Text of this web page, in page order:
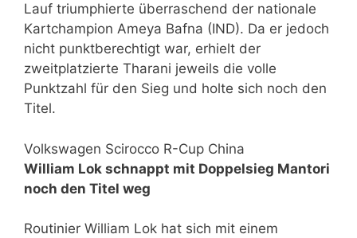
Lauf triumphierte überraschend der nationale
Kartchampion Ameya Bafna (IND). Da er jedoch
nicht punktberechtigt war, erhielt der
zweitplatzierte Tharani jeweils die volle
Punktzahl für den Sieg und holte sich noch den
Titel.
Volkswagen Scirocco R-Cup China
William Lok schnappt mit Doppelsieg Mantori
noch den Titel weg
Routinier William Lok hat sich mit einem